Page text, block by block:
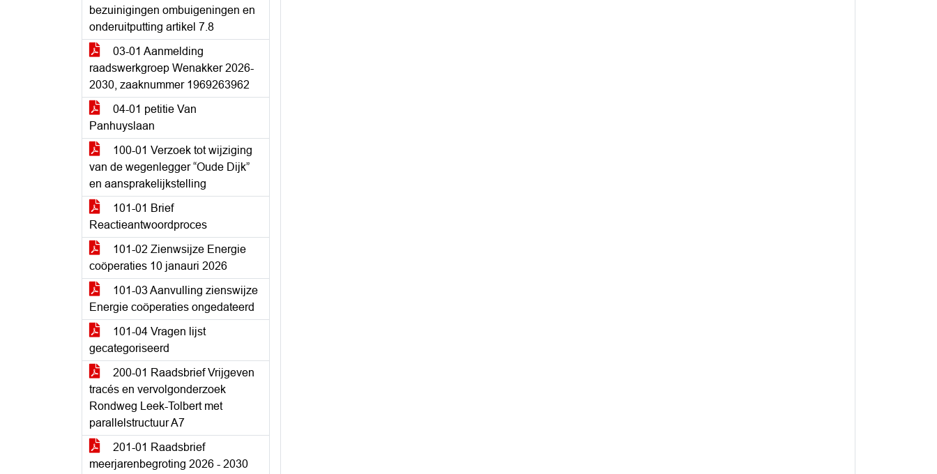
bezuinigingen ombuigeningen en
onderuitputting artikel 7.8
03-01 Aanmelding
raadswerkgroep Wenakker 2026-
2030, zaaknummer 1969263962
04-01 petitie Van
Panhuyslaan
100-01 Verzoek tot wijziging
van de wegenlegger “Oude Dijk”
en aansprakelijkstelling
101-01 Brief
Reactieantwoordproces
101-02 Zienwsijze Energie
coöperaties 10 janauri 2026
101-03 Aanvulling zienswijze
Energie coöperaties ongedateerd
101-04 Vragen lijst
gecategoriseerd
200-01 Raadsbrief Vrijgeven
tracés en vervolgonderzoek
Rondweg Leek-Tolbert met
parallelstructuur A7
201-01 Raadsbrief
meerjarenbegroting 2026 - 2030